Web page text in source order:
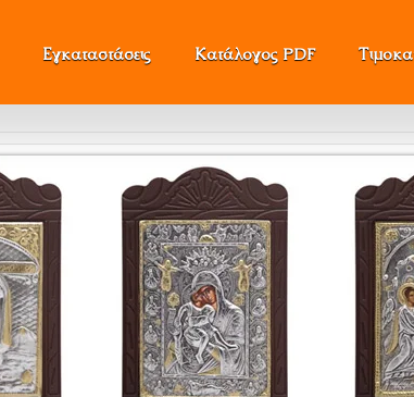
Εγκαταστάσεις Κατάλογος PDF